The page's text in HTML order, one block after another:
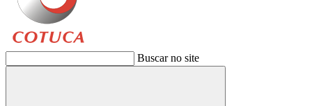
Buscar no site